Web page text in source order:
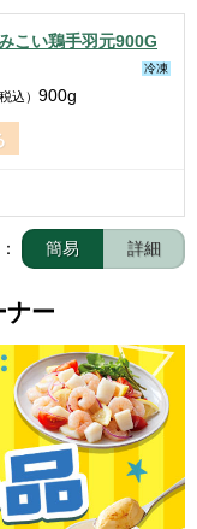
こい鶏手羽元900G
冷凍
税込） 900g
簡易 詳細
ナー